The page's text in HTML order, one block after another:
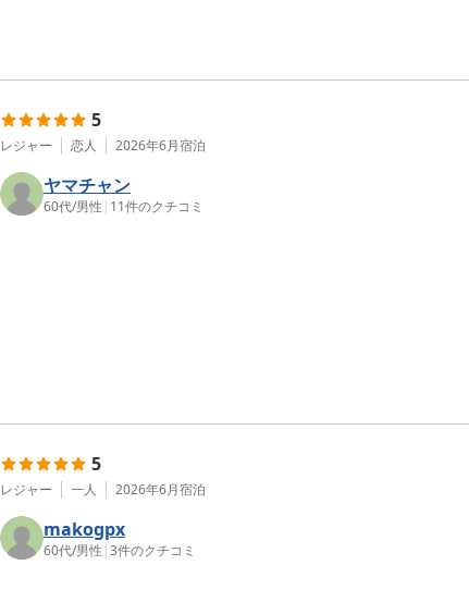
5
レジャー 恋人 2026年6月宿泊
ヤマチャン
60代/男性 | 11件のクチコミ
5
レジャー 一人 2026年6月宿泊
makogpx
60代/男性 |3件のクチコミ